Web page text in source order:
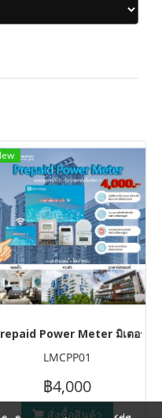
บเติมเงินก่อนใช้งาน
Power Meter มิเตอร์น้
LMCPP01
฿4,000
สั่งซื้อสินค้า